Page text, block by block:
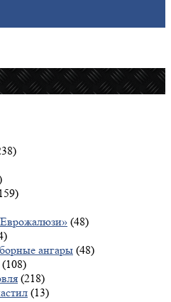
(48)
ангары (48)
(108)
(218)
(13)